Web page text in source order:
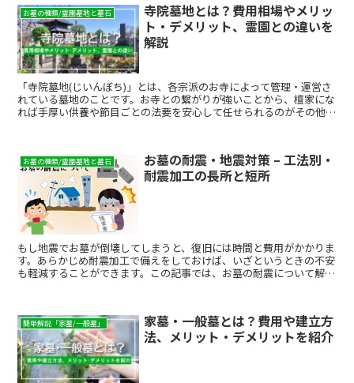
お墓の種類/霊園墓地と墓石
寺院墓地とは？費用相場やメリッ
ト・デメリット、霊園との違いを
解説
「寺院墓地(じいんぼち)」とは、各宗派のお寺によって管理・運営さ
れている墓地のことです。お寺との繋がりが強いことから、檀家にな
れば手厚い供養や節目ごとの法要を安心して任せられるのがその他の
園」、宗教法人である寺がその敷地内で運営する「寺院墓地」があり
ます。ここでは、そのうち寺院墓地で永代供養をするための費用や管
理費の相場、利用するメリット・デメリットについて解説していま
す。
お墓の種類/霊園墓地と墓石
お墓の耐震・地震対策 – 工法別・
耐震加工の長所と短所
もし地震でお墓が倒壊してしまうと、復旧には時間と費用がかかりま
す。あらかじめ耐震加工で備えをしておけば、いざというときの不安
も軽減することができます。この記事では、お墓の耐震について解説
簡単解説「家墓/一般墓」
家墓・一般墓とは？費用や建立方
法、メリット・デメリットを紹介